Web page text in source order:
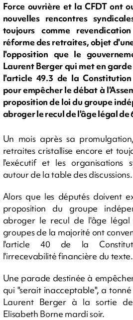
Force ouvrière et la CFDT ont
nouvelles rencontres
toujours comme
réforme des retraites, objet
l'opposition que le
Laurent Berger qui met en
l'article 49.3 de la
pour empêcher le débat à
proposition de loi du groupe
abroger le recul de l'âge légal de
Un mois après sa
retraites cristallise encore et
l'exécutif et les organisations
autour de la table des discussions.
Alors que les députés doivent
proposition du groupe
abroger le recul de l'âge
groupes de la majorité ont
l'article 40 de la
l'irrecevabilité financière du texte.
Une parade destinée à
qui "serait inacceptable", a
Laurent Berger à la sortie
Elisabeth Borne mardi soir.